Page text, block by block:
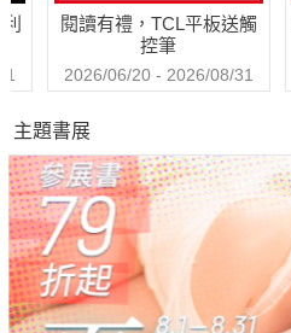
閱讀有禮，TCL平板送觸
控筆
2026/06/20 - 2026/08/31
主題書展